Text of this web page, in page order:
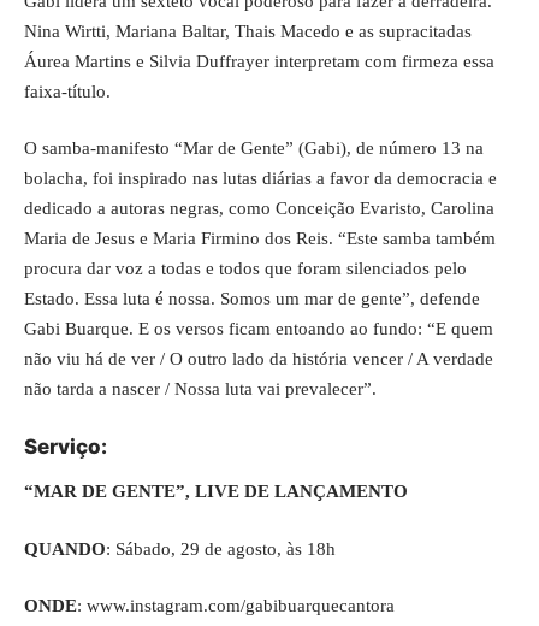
Nina Wirtti, Mariana Baltar, Thais Macedo e as supracitadas
Áurea Martins e Silvia Duffrayer interpretam com firmeza essa
faixa-título.
O samba-manifesto “Mar de Gente” (Gabi), de número 13 na
bolacha, foi inspirado nas lutas diárias a favor da democracia e
dedicado a autoras negras, como Conceição Evaristo, Carolina
Maria de Jesus e Maria Firmino dos Reis. “Este samba também
procura dar voz a todas e todos que foram silenciados pelo
Estado. Essa luta é nossa. Somos um mar de gente”, defende
Gabi Buarque. E os versos ficam entoando ao fundo: “E quem
não viu há de ver / O outro lado da história vencer / A verdade
não tarda a nascer / Nossa luta vai prevalecer”.
Serviço:
“MAR DE GENTE”, LIVE DE LANÇAMENTO
QUANDO: Sábado, 29 de agosto, às 18h
ONDE: www.instagram.com/gabibuarquecantora